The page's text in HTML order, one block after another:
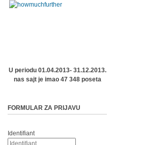
U periodu 01.04.2013- 31.12.2013.
nas sajt je imao 47 348 poseta
FORMULAR ZA PRIJAVU
Identifiant